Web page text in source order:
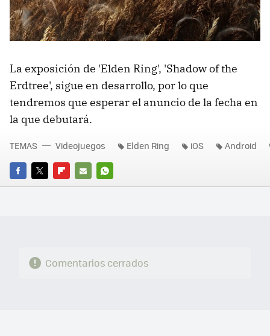
La exposición de 'Elden Ring', 'Shadow of the
Erdtree', sigue en desarrollo, por lo que
tendremos que esperar el anuncio de la fecha en
la que debutará.
FACEBOOK
TWITTERFLIPBOARD
E-
WHATSAPP
TEMAS Videojuegos Elden Ring iOS Android
Comentarios cerrados